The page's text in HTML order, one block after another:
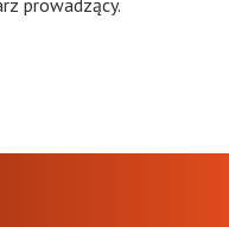
prowadzący.